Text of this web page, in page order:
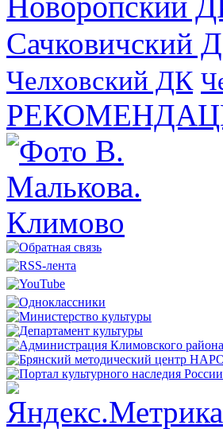
Новоропский
Сачковичский
Челховский ДК